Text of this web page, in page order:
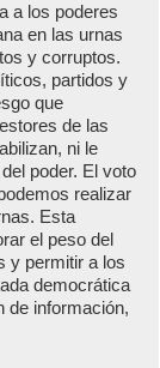
a los poderes
en las urnas
y corruptos.
partidos y
que
de las
ni le
poder. El voto
realizar
Esta
el peso del
y permitir a los
democrática
de información,